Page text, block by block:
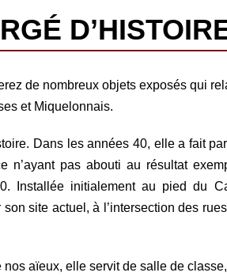
de nombreux objets exposés qui
et Miquelonnais.
Dans les années 40, elle a fait
n’ayant pas abouti au résultat
Installée initialement au pied du
site actuel, à l’intersection des
aïeux, elle servit de salle de